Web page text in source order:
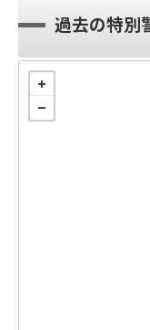
過去の特別